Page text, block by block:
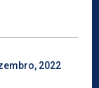
2022